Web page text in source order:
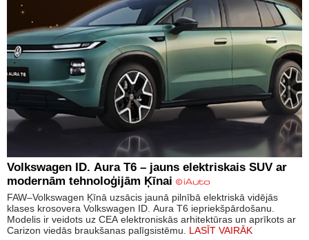
Volkswagen ID. Aura T6 – jauns elektriskais SUV ar
modernām tehnoloģijām Ķīnai
FAW–Volkswagen Ķīnā uzsācis jaunā pilnībā elektriskā vidējās
klases krosovera Volkswagen ID. Aura T6 iepriekšpārdošanu.
Modelis ir veidots uz CEA elektroniskās arhitektūras un aprīkots ar
Carizon viedās braukšanas palīgsistēmu. LASĪT VAIRĀK